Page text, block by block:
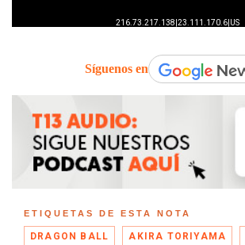
Síguenos en
ETIQUETAS DE ESTA NOTA
DRAGON BALL AKIRA TORIYAMA